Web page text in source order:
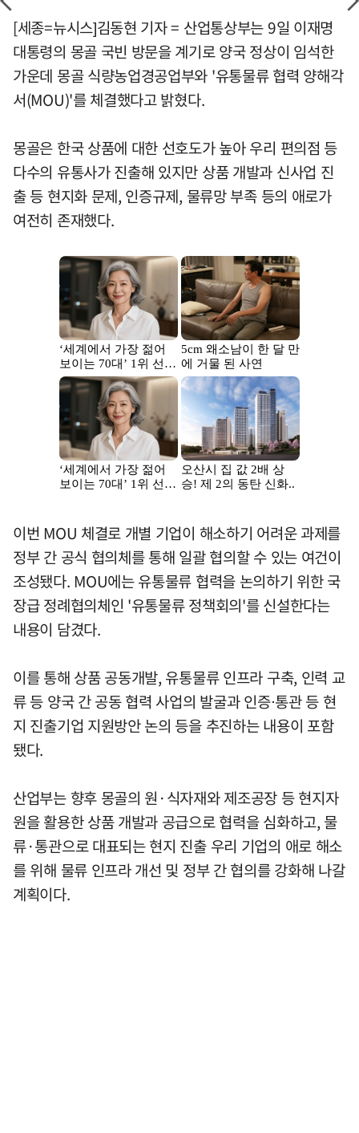
[세종=뉴시스]김동현 기자 = 산업통상부는 9일 이재명
대통령의 몽골 국빈 방문을 계기로 양국 정상이 임석한
가운데 몽골 식량농업경공업부와 '유통물류 협력 양해각
서(MOU)'를 체결했다고 밝혔다.
몽골은 한국 상품에 대한 선호도가 높아 우리 편의점 등
다수의 유통사가 진출해 있지만 상품 개발과 신사업 진
출 등 현지화 문제, 인증규제, 물류망 부족 등의 애로가
여전히 존재했다.
이번 MOU 체결로 개별 기업이 해소하기 어려운 과제를
정부 간 공식 협의체를 통해 일괄 협의할 수 있는 여건이
조성됐다. MOU에는 유통물류 협력을 논의하기 위한 국
장급 정례협의체인 '유통물류 정책회의'를 신설한다는
내용이 담겼다.
이를 통해 상품 공동개발, 유통물류 인프라 구축, 인력 교
류 등 양국 간 공동 협력 사업의 발굴과 인증⋅통관 등 현
지 진출기업 지원방안 논의 등을 추진하는 내용이 포함
됐다.
산업부는 향후 몽골의 원·식자재와 제조공장 등 현지자
원을 활용한 상품 개발과 공급으로 협력을 심화하고, 물
류·통관으로 대표되는 현지 진출 우리 기업의 애로 해소
를 위해 물류 인프라 개선 및 정부 간 협의를 강화해 나갈
계획이다.